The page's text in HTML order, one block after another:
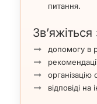
питання.
допомогу в
організацію
відповіді на